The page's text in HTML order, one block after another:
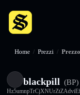
Home / Prezzi /
blackpill (BP)